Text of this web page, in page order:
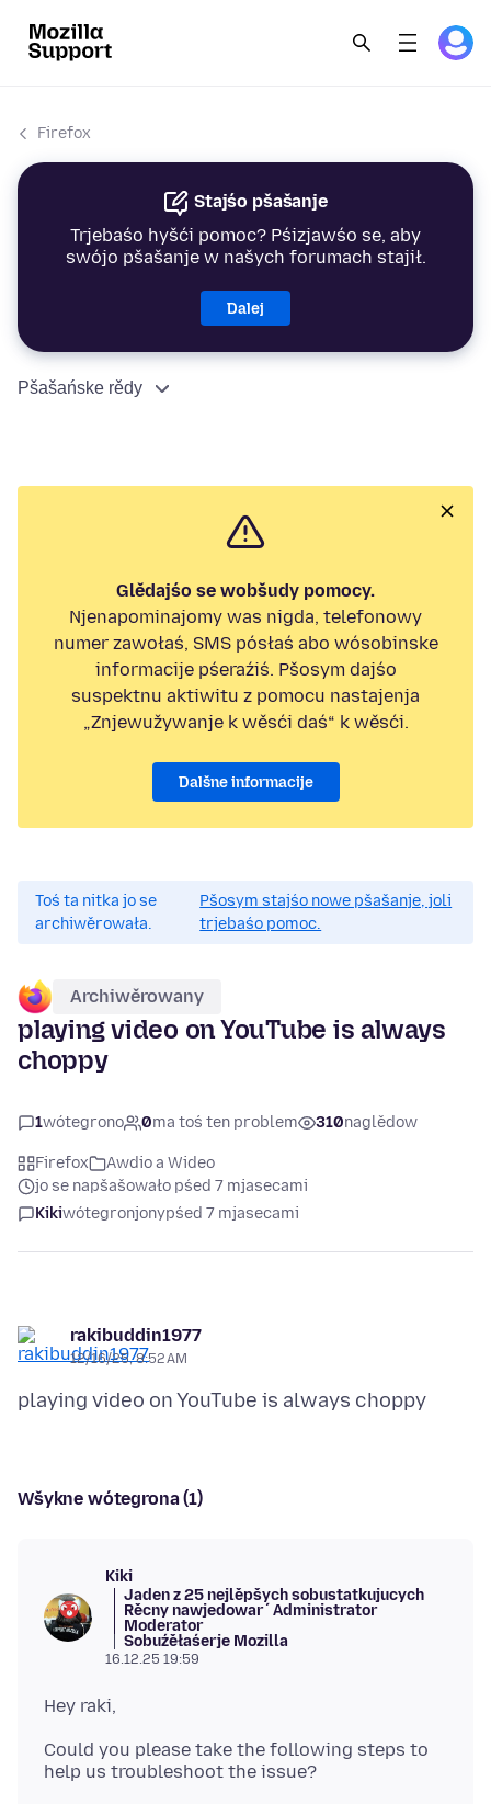
Firefox
Stajśo pšašanje
Trjebaśo hyšći pomoc? Pśizjawśo se, aby
swójo pšašanje w našych forumach stajił.
Dalej
Pšašańske rědy
Glědajśo se wobšudy pomocy.
Njenapominajomy was nigda, telefonowy
numer zawołaś, SMS pósłaś abo wósobinske
informacije pśeraźiś. Pšosym dajśo
suspektnu aktiwitu z pomocu nastajenja
„Znjewužywanje k wěsći daś“ k wěsći.
Dalšne informacije
Toś ta nitka jo se
archiwěrowała.
Pšosym stajśo nowe pšašanje, joli
trjebaśo pomoc.
Archiwěrowany
playing video on YouTube is always
choppy
1wótegrono 0ma toś ten problem 310naglědow
Firefox
Awdio a Wideo
jo se napšašowało pśed 7 mjasecami
Kikiwótegronjonypśed 7 mjasecami
rakibuddin1977
12/16/25, 8:52 AM
Wšykne wótegrona (1)
Kiki
Jaden z 25 nejlěpšych sobustatkujucych
Rěcny nawjedowaŕ Administrator
Moderator
Sobuźěłaśerje Mozilla
16.12.25 19:59
Could you please take the following steps to